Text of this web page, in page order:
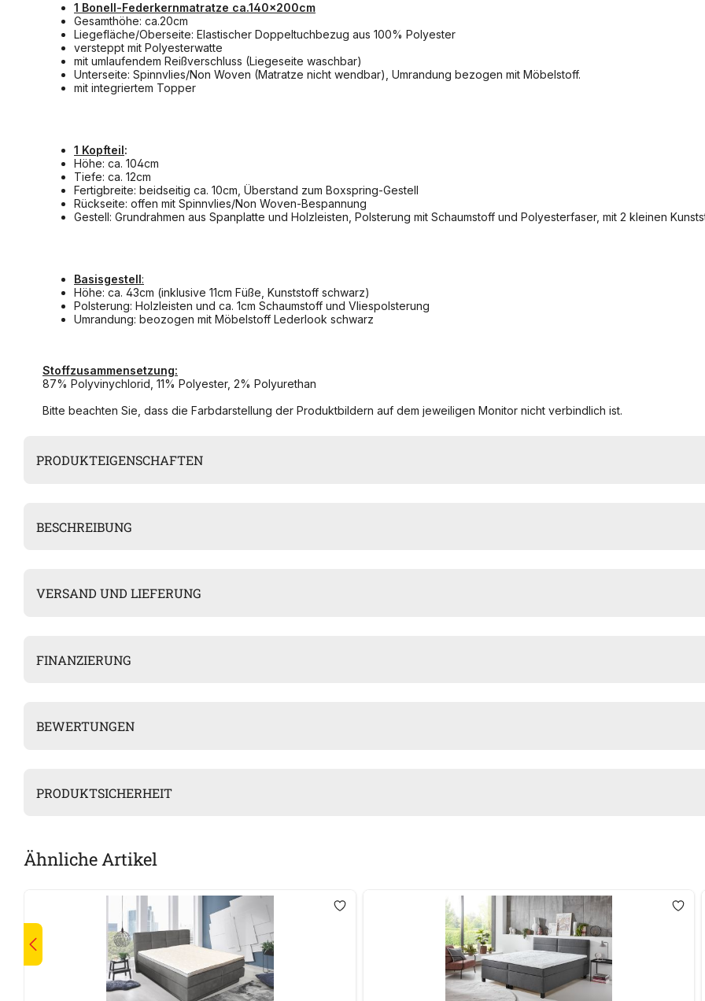
1 Bonell-Federkernmatratze ca.140x200cm
Gesamthöhe: ca.20cm
Liegefläche/Oberseite: Elastischer Doppeltuchbezug aus 100% Polyester
versteppt mit Polyesterwatte
mit umlaufendem Reißverschluss (Liegeseite waschbar)
Unterseite: Spinnvlies/Non Woven (Matratze nicht wendbar), Umrandung bezogen mit Möbelstoff.
mit integriertem Topper
1 Kopfteil:
Höhe: ca. 104cm
Tiefe: ca. 12cm
Fertigbreite: beidseitig ca. 10cm, Überstand zum Boxspring-Gestell
Rückseite: offen mit Spinnvlies/Non Woven-Bespannung
Gestell: Grundrahmen aus Spanplatte und Holzleisten, Polsterung mit Schaumstoff und Polyesterfaser, mit 2 kleinen
Basisgestell:
Höhe: ca. 43cm (inklusive 11cm Füße, Kunststoff schwarz)
Polsterung: Holzleisten und ca. 1cm Schaumstoff und Vliespolsterung
Umrandung: beozogen mit Möbelstoff Lederlook schwarz
Stoffzusammensetzung:
87% Polyvinychlorid, 11% Polyester, 2% Polyurethan
Bitte beachten Sie, dass die Farbdarstellung der Produktbildern auf dem jeweiligen Monitor nicht verbindlich ist.
PRODUKTEIGENSCHAFTEN
BESCHREIBUNG
VERSAND UND LIEFERUNG
FINANZIERUNG
BEWERTUNGEN
PRODUKTSICHERHEIT
Ähnliche Artikel